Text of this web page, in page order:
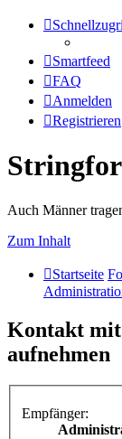
Smartfeed
FAQ
Anmelden
Registrieren
Auch Männer
Zum Inhalt
Startseite
Kontakt
aufnehmen
Empfänger: